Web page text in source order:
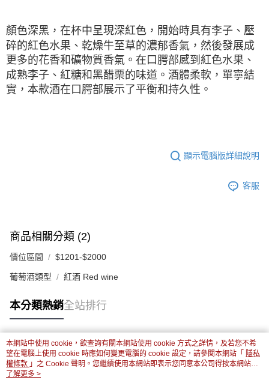
顏色深黑，在杯中呈現深紅色，開始時具有李子、壓
碎的紅色水果、乾燥牛至草的濃郁香氣，然後發展成
更多的花香和礦物質香氣。在口腭部感到紅色水果、
成熟李子、紅糖和黑醋栗的味道。酒體柔軟，單寧結
實，本款酒在口腭部展示了平衡和持久性。
顯示電腦版詳細說明
客服
商品相關分類 (2)
價位區間 $1201-$2000
葡萄酒類型 紅酒 Red wine
本分類熱銷全站排行
熱門標籤
本網站中使用 cookie，欲查詢有關本網站使用 cookie 方式之詳情，及若您不希
望在電腦上使用 cookie 時應如何變更電腦的 cookie 設定，請參閱本網站「 隱私
權條款 」之 Cookie 聲明。您繼續使用本網站即表示您同意本公司得按本網站使
用條款之 Cookie 聲明使用 cookie。
了解更多 >